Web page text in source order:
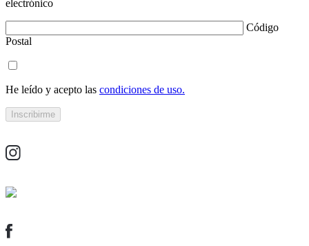
electrónico
Código
Postal
He leído y acepto las condiciones de uso.